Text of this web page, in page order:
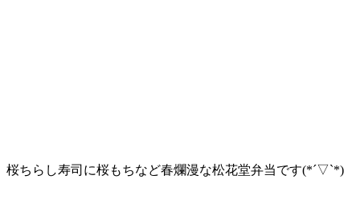
桜ちらし寿司に桜もちなど春爛漫な松花堂弁当です(*´▽`*)